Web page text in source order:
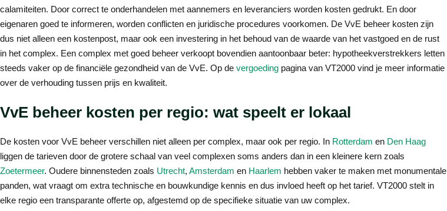
calamiteiten. Door correct te onderhandelen met aannemers en leveranciers worden kosten gedrukt. En door
eigenaren goed te informeren, worden conflicten en juridische procedures voorkomen. De VvE beheer kosten zijn
dus niet alleen een kostenpost, maar ook een investering in het behoud van de waarde van het vastgoed en de rust
in het complex. Een complex met goed beheer verkoopt bovendien aantoonbaar beter: hypotheekverstrekkers letten
steeds vaker op de financiële gezondheid van de VvE. Op de vergoeding pagina van VT2000 vind je meer informatie
over de verhouding tussen prijs en kwaliteit.
VvE beheer kosten per regio: wat speelt er lokaal
De kosten voor VvE beheer verschillen niet alleen per complex, maar ook per regio. In Rotterdam en Den Haag
liggen de tarieven door de grotere schaal van veel complexen soms anders dan in een kleinere kern zoals
Zoetermeer. Oudere binnensteden zoals Utrecht, Amsterdam en Haarlem hebben vaker te maken met monumentale
panden, wat vraagt om extra technische en bouwkundige kennis en dus invloed heeft op het tarief. VT2000 stelt in
elke regio een transparante offerte op, afgestemd op de specifieke situatie van uw complex.